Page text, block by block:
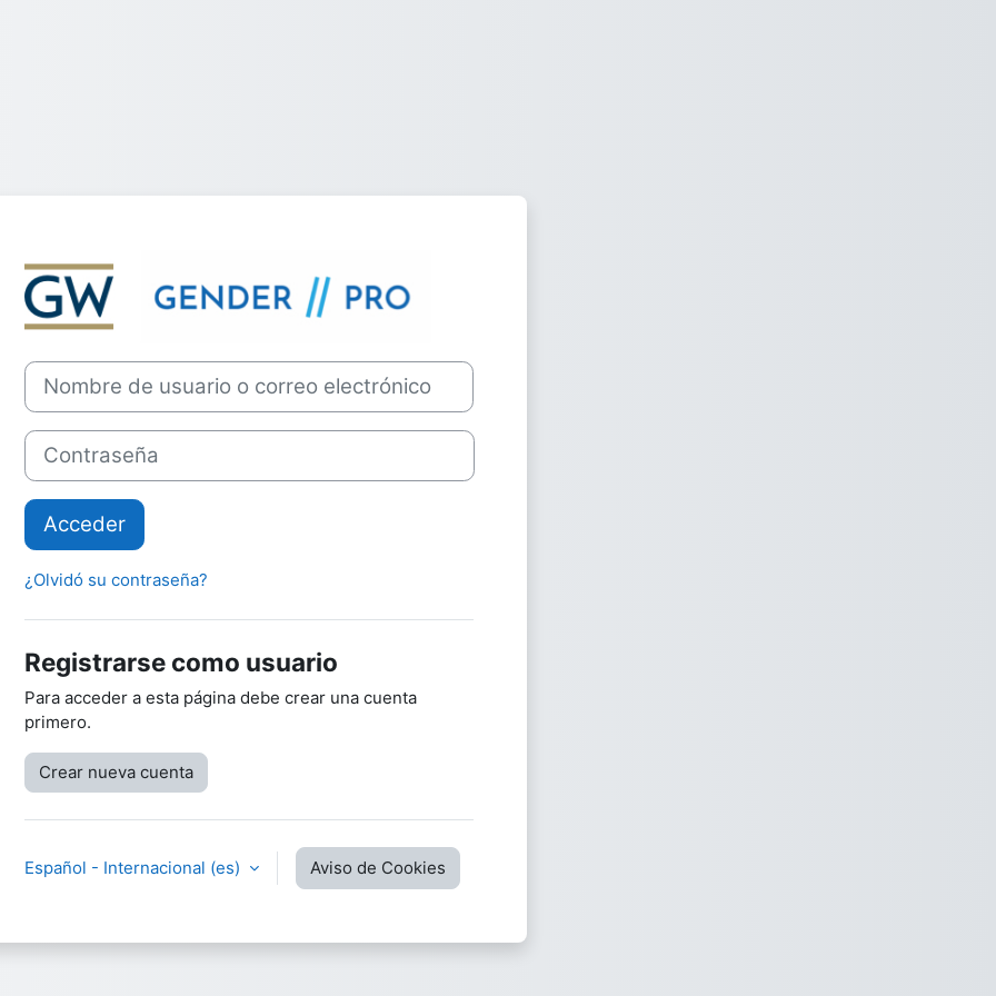
Entrar a GenderPro Learning
Nombre de usuario o correo electrónico
Contraseña
Acceder
¿Olvidó su contraseña?
Registrarse como usuario
Para acceder a esta página debe crear una cuenta
primero.
Crear nueva cuenta
Español - Internacional ‎(es)‎ Aviso de Cookies